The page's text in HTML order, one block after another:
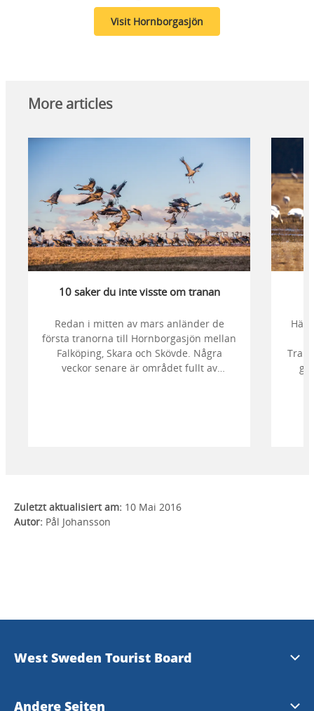
Visit Hornborgasjön
More articles
10 saker du inte visste om tranan
Redan i mitten av mars anländer de
första tranorna till Hornborgasjön mellan
Falköping, Skara och Skövde. Några
veckor senare är området fullt av
Här
Zuletzt aktualisiert am: 10 Mai 2016
Autor: Pål Johansson
West Sweden Tourist Board
Presse
Andere Seiten